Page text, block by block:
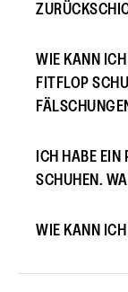
WIE KANN
FITFLOP
ICH HABE EIN
SCHUHEN.
WIE KANN